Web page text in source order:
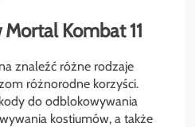
Kombat 11
znaleźć różne rodzaje
różnorodne korzyści.
do odblokowywania
kostiumów, a także